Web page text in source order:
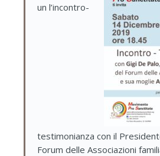
un l’incontro-
testimonianza con il
Forum delle Associazioni